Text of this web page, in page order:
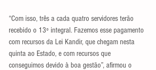
“Com isso, três a cada quatro servidores terão
recebido o 13º integral. Fazemos esse pagamento
com recursos da Lei Kandir, que chegam nesta
quinta ao Estado, e com recursos que
conseguimos devido à boa gestão”, afirmou o